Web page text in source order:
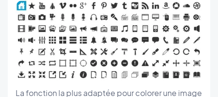
La fonction la plus adaptée pour colorer une image